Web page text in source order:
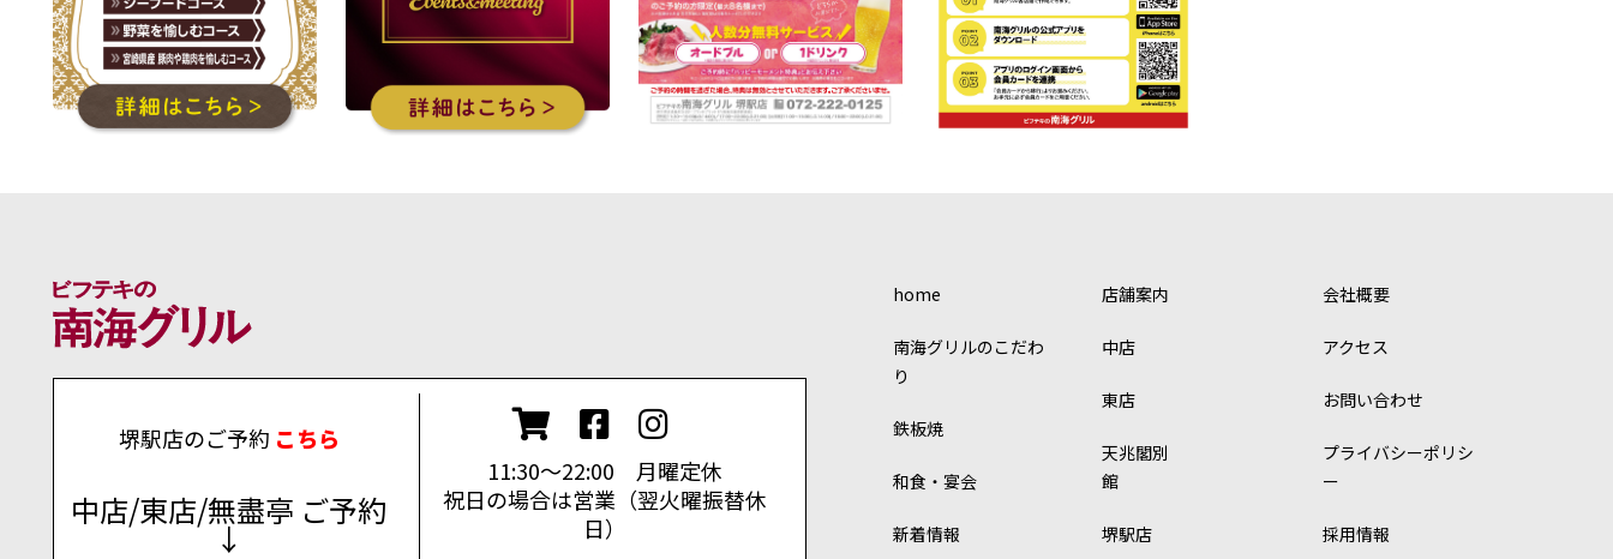
堺駅店のご予約 こちら
中店/東店/無盡亭 ご予約
↓
11:30〜22:00 月曜定休
祝日の場合は営業（翌火曜振替休
日）
home
南海グリルのこだわ
り
鉄板焼
和食・宴会
新着情報
店舗案内
中店
東店
天兆閣別
館
堺駅店
会社概要
アクセス
お問い合わせ
プライバシーポリシ
ー
採用情報